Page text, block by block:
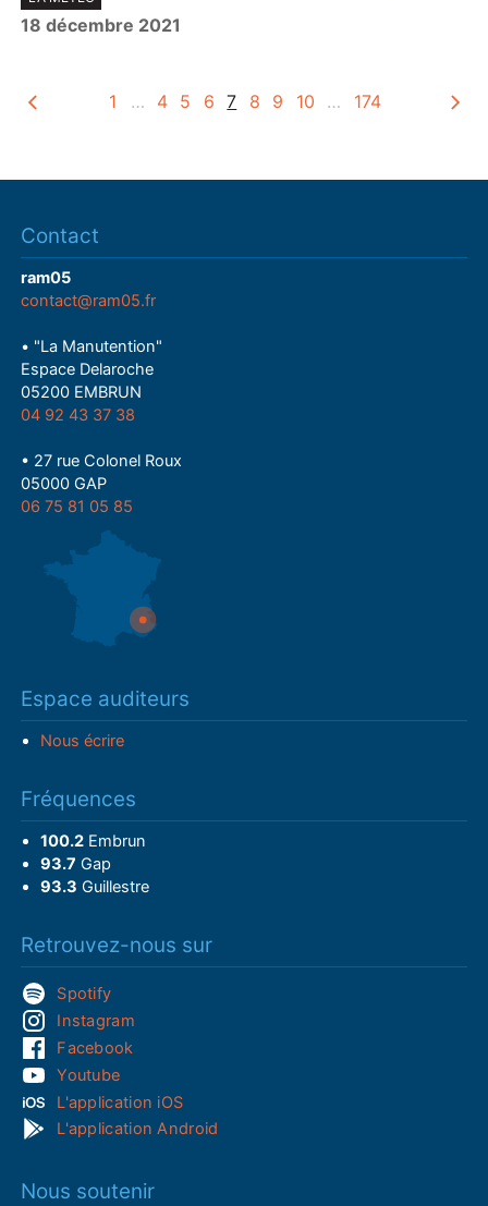
a
18 décembre 2021
1 … 4 5 6 7 8 9 10 … 174
Contact
ram05
contact@ram05.fr
• "La Manutention"
Espace Delaroche
05200 EMBRUN
04 92 43 37 38
• 27 rue Colonel Roux
05000 GAP
06 75 81 05 85
Espace auditeurs
Nous écrire
Fréquences
100.2Embrun
93.7 Gap
93.3 Guillestre
Retrouvez-nous sur
Spotify
Instagram
Facebook
Youtube
L'application iOS
L'application Android
Nous soutenir